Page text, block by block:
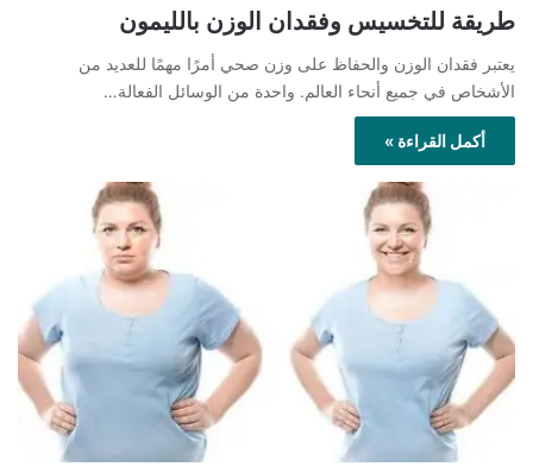
طريقة للتخسيس وفقدان الوزن بالليمون
يعتبر فقدان الوزن والحفاظ على وزن صحي أمرًا مهمًا للعديد من
الأشخاص في جميع أنحاء العالم. واحدة من الوسائل الفعالة…
أكمل القراءة »